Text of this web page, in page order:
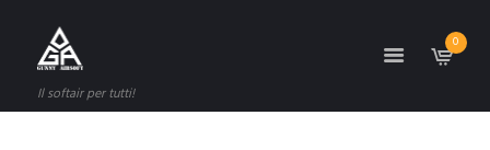
Il softair per tutti!
0